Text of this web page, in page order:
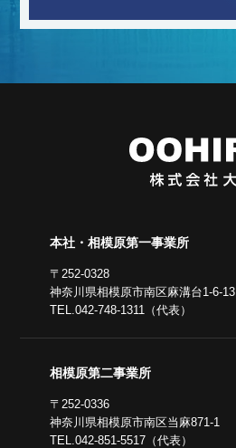
本社・相模原第一事業所
〒252-0328
神奈川県相模原市南区麻溝台1-6-13
TEL.042-748-1311（代表）
相模原第二事業所
〒252-0336
神奈川県相模原市南区当麻871-1
TEL.042-851-5517（代表）